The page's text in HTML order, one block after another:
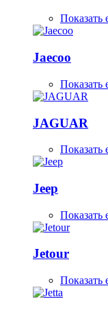
Показать
Jaecoo
Показать
JAGUAR
Показать
Jeep
Показать
Jetour
Показать